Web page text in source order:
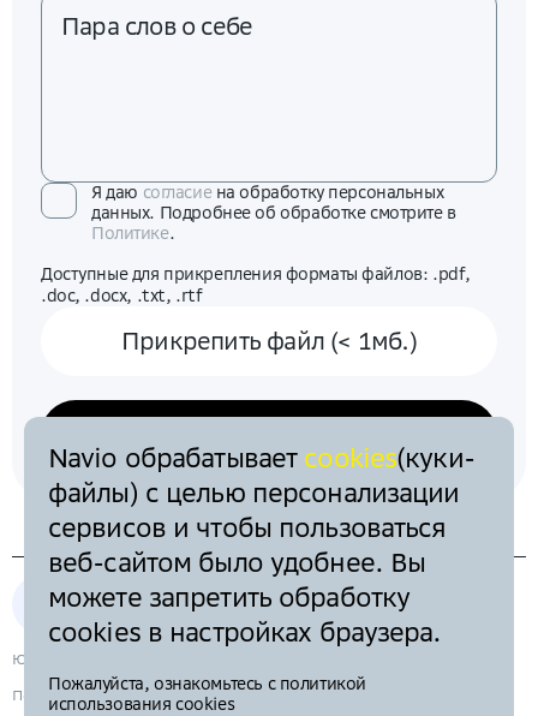
Пара слов о себе
Я даю согласие на обработку персональных
данных. Подробнее об обработке смотрите в
Политике.
Прикрепить файл (< 1мб.)
Доступные для прикрепления форматы файлов: .pdf,
.doc, .docx, .txt, .rtf
Юридические документы
Политика в отношении обработки персональных данных
Navio обрабатывает cookies(куки-
файлы) с целью персонализации
сервисов и чтобы пользоваться
веб-сайтом было удобнее. Вы
можете запретить обработку
сookies в настройках браузера.
Пожалуйста, ознакомьтесь с политикой
использования cookies